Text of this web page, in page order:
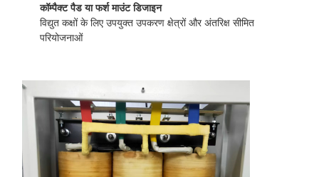
कॉम्पैक्ट पैड या फर्श माउंट डिजाइन
विद्युत कक्षों के लिए उपयुक्त उपकरण क्षेत्रों और अंतरिक्ष सीमित
परियोजनाओं